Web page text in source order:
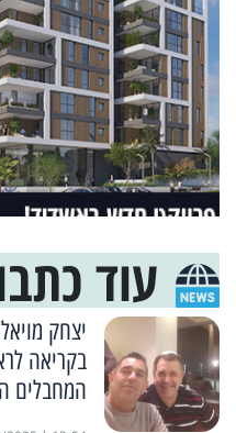
עוד
יצחק
בקריאה
המחבלים